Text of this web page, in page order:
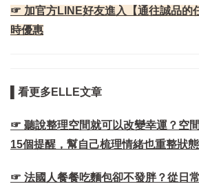
☞ 加官方LINE好友進入【通往誠品的
時優惠
▌看更多ELLE文章
☞ 聽說整理空間就可以改變幸運？空
15個提醒，幫自己梳理情緒也重整狀態
☞ 法國人餐餐吃麵包卻不發胖？從日